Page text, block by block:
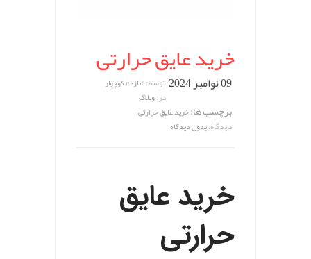
خرید عایق حرارتی
09 نوامبر 2024 توسط:شازده کوچولو
در:وبلاگ
برچسب ها:خرید عایق حرارتی
دیدگاه:بدون دیدگاه
خرید عایق
حرارتی